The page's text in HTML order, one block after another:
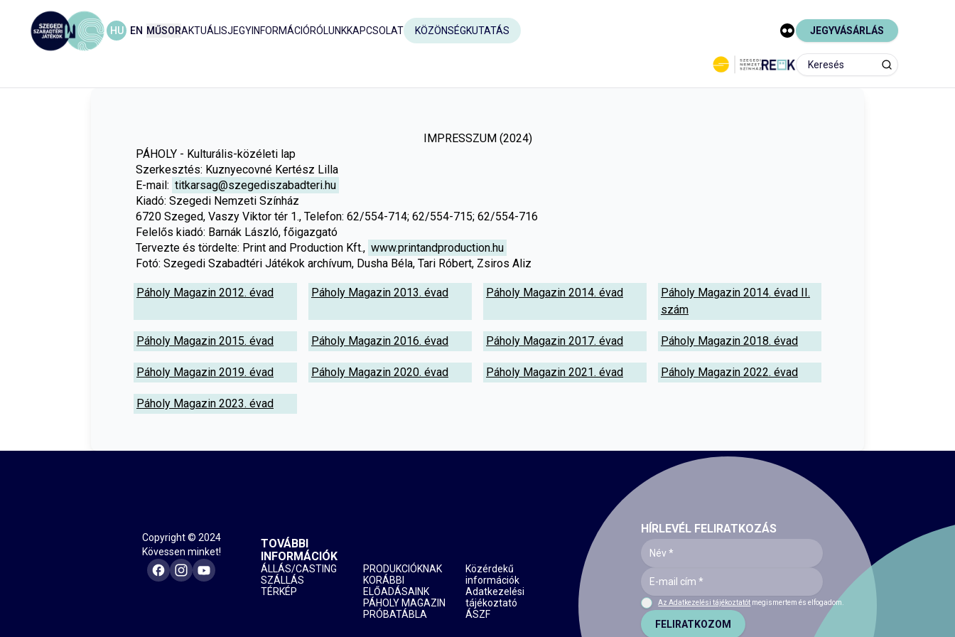
HU EN MŰSORAKTUÁLISJEGYINFORMÁCIÓRÓLUNKKAPCSOLAT KÖZÖNSÉGKUTATÁS JEGYVÁSÁRLÁS
IMPRESSZUM (2024)
PÁHOLY - Kulturális-közéleti lap
Szerkesztés: Kuznyecovné Kertész Lilla
E-mail: titkarsag@szegediszabadteri.hu
Kiadó: Szegedi Nemzeti Színház
6720 Szeged, Vaszy Viktor tér 1., Telefon: 62/554-714; 62/554-715; 62/554-716
Felelős kiadó: Barnák László, főigazgató
Tervezte és tördelte: Print and Production Kft., www.printandproduction.hu
Fotó: Szegedi Szabadtéri Játékok archívum, Dusha Béla, Tari Róbert, Zsiros Aliz
Páholy Magazin 2012. évad Páholy Magazin 2013. évad Páholy Magazin 2014. évad
Páholy Magazin 2014. évad II.
szám
Páholy Magazin 2015. évad Páholy Magazin 2016. évad Páholy Magazin 2017. évad Páholy Magazin 2018. évad
Páholy Magazin 2019. évad Páholy Magazin 2020. évad Páholy Magazin 2021. évad Páholy Magazin 2022. évad
Páholy Magazin 2023. évad
Copyright © 2024
Kövessen minket!
TOVÁBBI
INFORMÁCIÓK
ÁLLÁS/CASTING
SZÁLLÁS
TÉRKÉP
PRODUKCIÓKNAK
KORÁBBI
ELŐADÁSAINK
PÁHOLY MAGAZIN
PRÓBATÁBLA
Közérdekű
információk
Adatkezelési
tájékoztató
ÁSZF
HÍRLEVÉL FELIRATKOZÁS
Az Adatkezelési tájékoztatót megismertem és elfogadom.
FELIRATKOZOM